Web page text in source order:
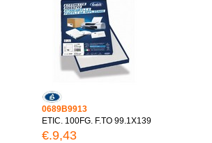
0689B9913
ETIC. 100FG. F.TO 99.1X139
€.9,43